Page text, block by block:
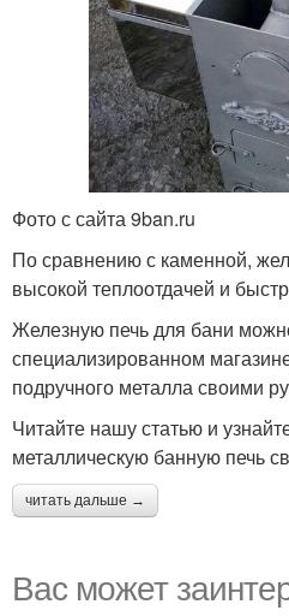
Фото с сайта 9ban.ru
По сравнению с каменной,
высокой теплоотдачей и
Железную печь для бани
специализированном
подручного металла своими
Читайте нашу статью и
металлическую банную печь
читать дальше →
Вас может